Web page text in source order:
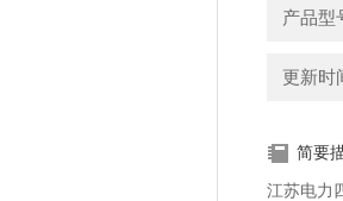
产品型
更新时
简要
江苏电力